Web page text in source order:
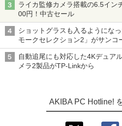
ライカ監修カメラ搭載の6.5イン
00円！中古セール
ショットグラスも入るようにな
モークセレクション2」がサンコ
自動追尾にも対応した4Kデュア
メラ2製品がTP-Linkから
AKIBA PC Hotline!